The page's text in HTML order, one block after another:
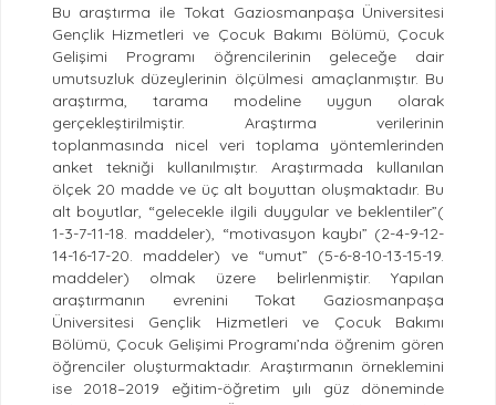
Bu araştırma ile Tokat Gaziosmanpaşa Üniversitesi
Gençlik Hizmetleri ve Çocuk Bakımı Bölümü, Çocuk
Gelişimi Programı öğrencilerinin geleceğe dair
umutsuzluk düzeylerinin ölçülmesi amaçlanmıştır. Bu
araştırma, tarama modeline uygun olarak
gerçekleştirilmiştir. Araştırma verilerinin
toplanmasında nicel veri toplama yöntemlerinden
anket tekniği kullanılmıştır. Araştırmada kullanılan
ölçek 20 madde ve üç alt boyuttan oluşmaktadır. Bu
alt boyutlar, “gelecekle ilgili duygular ve beklentiler”(
1-3-7-11-18. maddeler), “motivasyon kaybı” (2-4-9-12-
14-16-17-20. maddeler) ve “umut” (5-6-8-10-13-15-19.
maddeler) olmak üzere belirlenmiştir. Yapılan
araştırmanın evrenini Tokat Gaziosmanpaşa
Üniversitesi Gençlik Hizmetleri ve Çocuk Bakımı
Bölümü, Çocuk Gelişimi Programı’nda öğrenim gören
öğrenciler oluşturmaktadır. Araştırmanın örneklemini
ise 2018–2019 eğitim-öğretim yılı güz döneminde